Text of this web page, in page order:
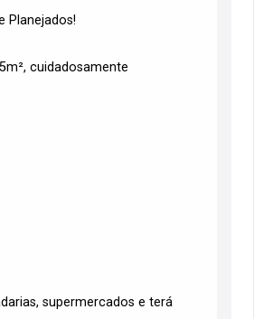
Planejados!
cuidadosamente
supermercados e terá